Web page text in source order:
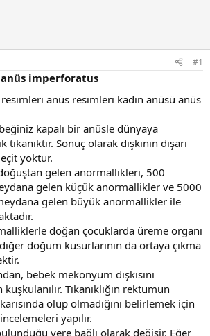
#1
anüs imperforatus
anüs resimleri kadın anüsü anüs
kapalı bir anüsle dünyaya
tıkanıktır. Sonuç olarak dışkının dışarı
yoktur.
gelen anormallikleri, 500
gelen küçük anormallikler ve 5000
gelen büyük anormallikler ile
doğan çocuklarda üreme organı
doğum kusurlarının da ortaya çıkma
bebek mekonyum dışkısını
kuşkulanılır. Tıkanıklığın rektumun
olup olmadığını belirlemek için
yapılır.
yere bağlı olarak değişir. Eğer